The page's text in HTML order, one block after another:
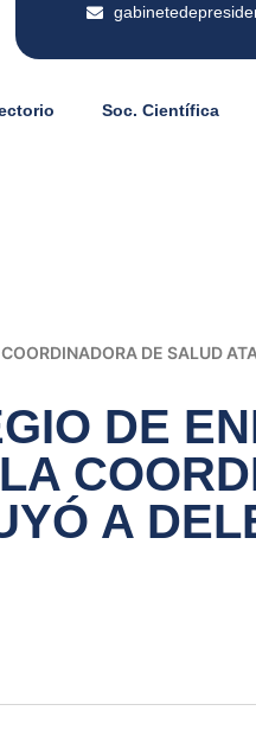
Soc. Científica
DE SALUD
DE
A